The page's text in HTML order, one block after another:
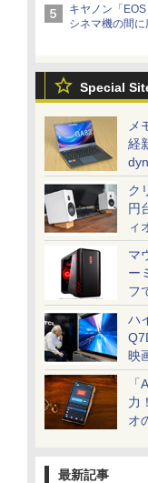
キヤノン「
シネマ機の間
Special
メ
経
ク
円
ィ
マ
ー
フ
ハ
映
力
オ
最新記事